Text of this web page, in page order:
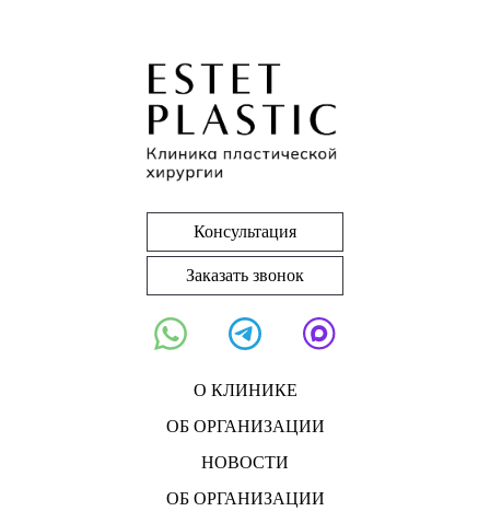
Консультация
Заказать звонок
О КЛИНИКЕ
ОБ ОРГАНИЗАЦИИ
НОВОСТИ
ОБ ОРГАНИЗАЦИИ